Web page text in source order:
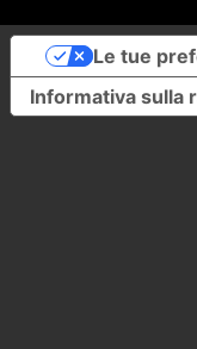
Informativa sulla
Le tue